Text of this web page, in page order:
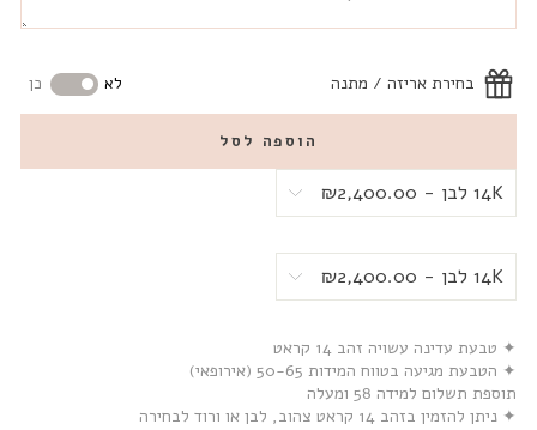
בחירת אריזה / מתנה לא כן
הוספה לסל
✦ טבעת עדינה עשויה זהב 14 קראט
✦ הטבעת מגיעה בטווח המידות 50-65 (אירופאי)
תוספת תשלום למידה 58 ומעלה
✦ ניתן להזמין בזהב 14 קראט צהוב, לבן או ורוד לבחירה